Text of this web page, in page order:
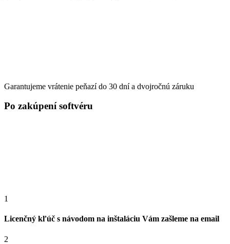
Garantujeme vrátenie peňazí do 30 dní a dvojročnú záruku
Po zakúpení softvéru
1
Licenčný kľúč s návodom na inštaláciu Vám zašleme na email
2